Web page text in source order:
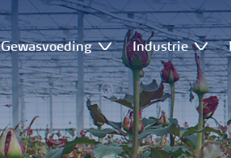
Gewasvoeding Industrie